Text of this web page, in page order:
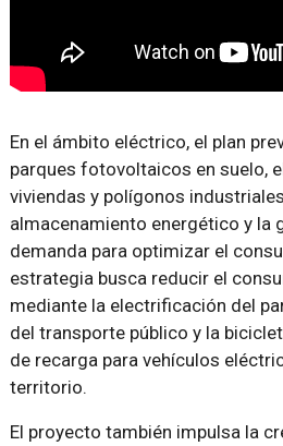
En el ámbito eléctrico, el plan
parques fotovoltaicos en suelo,
viviendas y polígonos
almacenamiento energético y la
demanda para optimizar el
estrategia busca reducir el
mediante la electrificación del
del transporte público y la
de recarga para vehículos
territorio.
El proyecto también impulsa la